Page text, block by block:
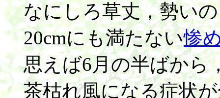
なにしろ草丈，勢い
20cmにも満たない惨
思えば6月の半ばから
茶枯れ風になる症状